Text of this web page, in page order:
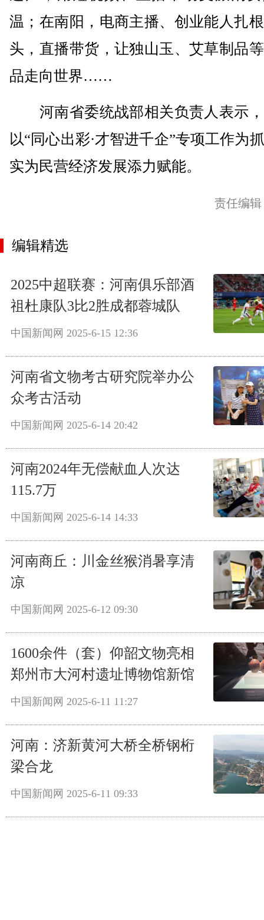
温；在南阳，电商主播、创业能人扎
头，直播带货，让独山玉、艾草制品
品走向世界……
河南省委统战部相关负责人表示
以“同心出彩·才智进千企”专项工作为
实为民营经济发展添力赋能。
责任编
编辑精选
2025中超联赛：河南俱乐部酒
祖杜康队3比2胜成都蓉城队
中国新闻网 2025-6-15 12:36
河南省文物考古研究院举办公
众考古活动
中国新闻网 2025-6-14 20:42
河南2024年无偿献血人次达
115.7万
中国新闻网 2025-6-14 14:33
河南商丘：川金丝猴消暑享清
凉
中国新闻网 2025-6-12 09:30
1600余件（套）仰韶文物亮相
郑州市大河村遗址博物馆新馆
中国新闻网 2025-6-11 11:27
河南：济新黄河大桥全桥钢桁
梁合龙
中国新闻网 2025-6-11 09:33